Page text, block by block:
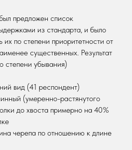
предложен список
из стандарта, и было
по степени приоритетности от
существенных. Результат
степени убывания)
вид (41 респондент)
(умеренно-растянутого
до хвоста примерно на 40%
черепа по отношению к длине